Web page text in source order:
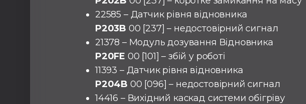
22585 – Датчик рівня відновника
P203B 00 [237] – недостовірний сигнал
21378 – Модуль дозування Відновника
P20FE 00 [101] – збій у роботі
11393 – Датчик рівня відновника
P204B 00 [096] – недостовірний сигнал
14416 – Вихідний каскад системи обігріву